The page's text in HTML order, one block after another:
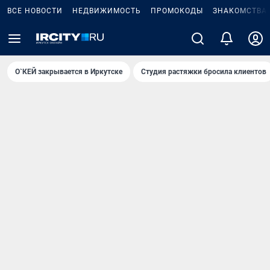
ВСЕ НОВОСТИ НЕДВИЖИМОСТЬ ПРОМОКОДЫ ЗНАКОМСТВА
О`КЕЙ закрывается в Иркутске Студия растяжки бросила клиентов